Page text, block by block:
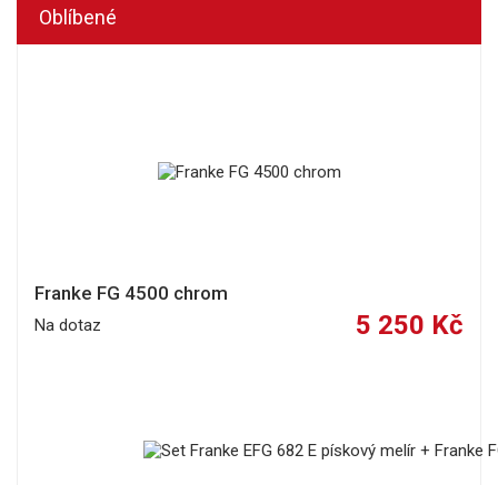
Oblíbené
Franke FG 4500 chrom
Na dotaz 5 250 Kč